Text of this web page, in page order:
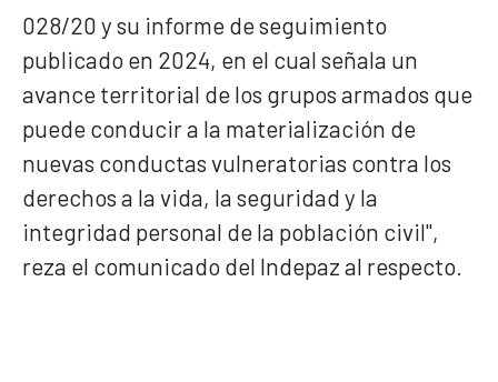
028/20 y su informe de seguimiento
publicado en 2024, en el cual señala un
avance territorial de los grupos armados que
puede conducir a la materialización de
nuevas conductas vulneratorias contra los
derechos a la vida, la seguridad y la
integridad personal de la población civil",
reza el comunicado del Indepaz al respecto.